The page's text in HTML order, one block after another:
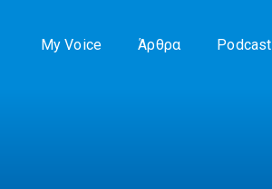
My Voice Άρθρα Podcast